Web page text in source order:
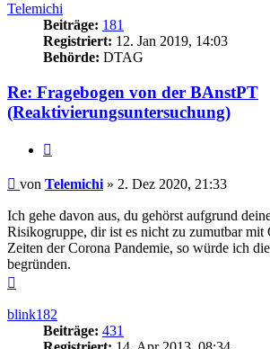
Telemichi
Beiträge: 181
Registriert: 12. Jan 2019, 14:03
Behörde: DTAG
Re: Fragebogen von der BAnstPT
(Reaktivierungsuntersuchung)
Beitrag
von Telemichi » 2. Dez 2020, 21:33
Ich gehe davon aus, du gehörst aufgrund
Risikogruppe, dir ist es nicht zu zumutbar
Zeiten der Corona Pandemie, so würde ich
begründen.
blink182
Beiträge: 431